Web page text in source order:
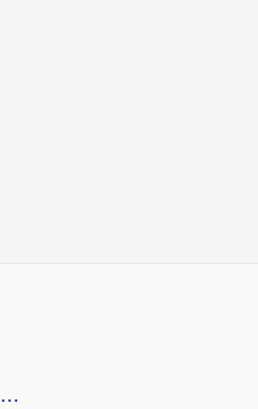
海外党必看：雷神手游和快滚好用吗？3步选对回国加速器无缝刷国内资源